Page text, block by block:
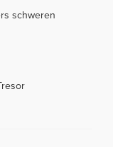
schweren